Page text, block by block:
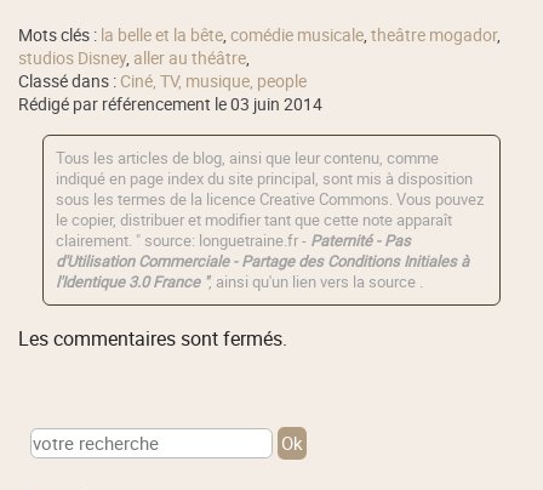
Mots clés : la belle et la bête,comédie musicale,theâtre mogador,
studios Disney, aller au théâtre,
Classé dans : Ciné, TV, musique, people
Rédigé par référencement le 03 juin 2014
Tous les articles de blog, ainsi que leur contenu, comme
indiqué en page index du site principal, sont mis à disposition
sous les termes de la licence Creative Commons. Vous pouvez
le copier, distribuer et modifier tant que cette note apparaît
clairement. " source: longuetraine.fr - Paternité - Pas
d'Utilisation Commerciale - Partage des Conditions Initiales à
l'Identique 3.0 France ", ainsi qu'un lien vers la source .
Les commentaires sont fermés.